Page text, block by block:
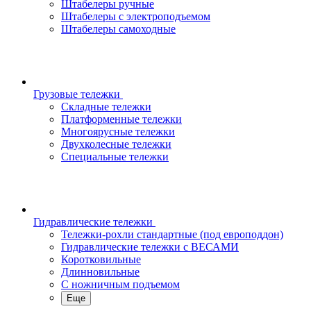
Штабелеры ручные
Штабелеры с электроподъемом
Штабелеры самоходные
Грузовые тележки
Складные тележки
Платформенные тележки
Многоярусные тележки
Двухколесные тележки
Специальные тележки
Гидравлические тележки
Тележки-рохли стандартные (под европоддон)
Гидравлические тележки с ВЕСАМИ
Коротковильные
Длинновильные
С ножничным подъемом
Еще